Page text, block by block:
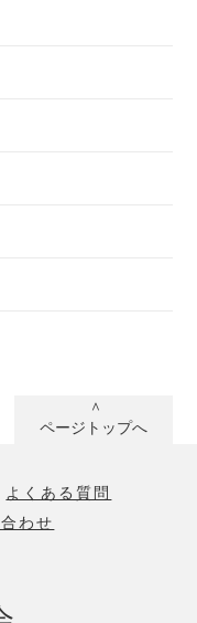
ページトップへ
よくある質問
わせ